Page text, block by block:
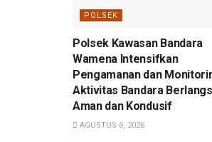
POLSEK
Polsek Kawasan Bandara
Wamena Intensifkan
Pengamanan dan
Aktivitas Bandara
Aman dan Kondusif
AGUSTUS 6, 2026